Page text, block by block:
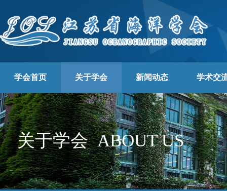
学会首页 关于学会 新闻动态 学术交
关于学会ABOUT US